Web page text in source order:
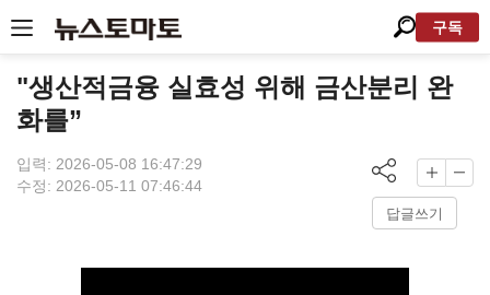
구독
"생산적금융 실효성 위해 금산분리 완
화를”
입력: 2026-05-08 16:47:29
수정: 2026-05-11 07:46:44
답글쓰기